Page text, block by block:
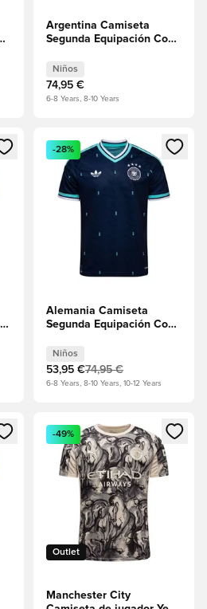
Argentina Camiseta
Segunda Equipación Copa
Niños
74,95 €
6-8 Years, 8-10 Years
sesión o registrarse como
Abre un modal para iniciar
-28%
Alemania Camiseta
Segunda Equipación Copa
Niños
53,95 €74,95 €
6-8 Years, 8-10 Years, 10-12 Years
sesión o registrarse como
Abre un modal para iniciar
Outlet
-49%
Manchester City